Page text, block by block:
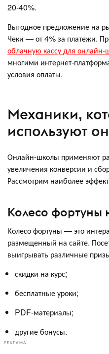
20-40%.
Выгодное предложение на
Чеки — от 4% за платежи.
облачную кассу для онлайн-
многими интернет-
условия оплаты.
Механики,
используют
Онлайн-школы применяют
увеличения конверсии и
Рассмотрим наиболее
Колесо фортуны
Колесо фортуны — это
размещенный на сайте.
выигрывать различные
скидки на курс;
бесплатные уроки;
PDF-материалы;
другие бонусы.
РЕКЛАМА